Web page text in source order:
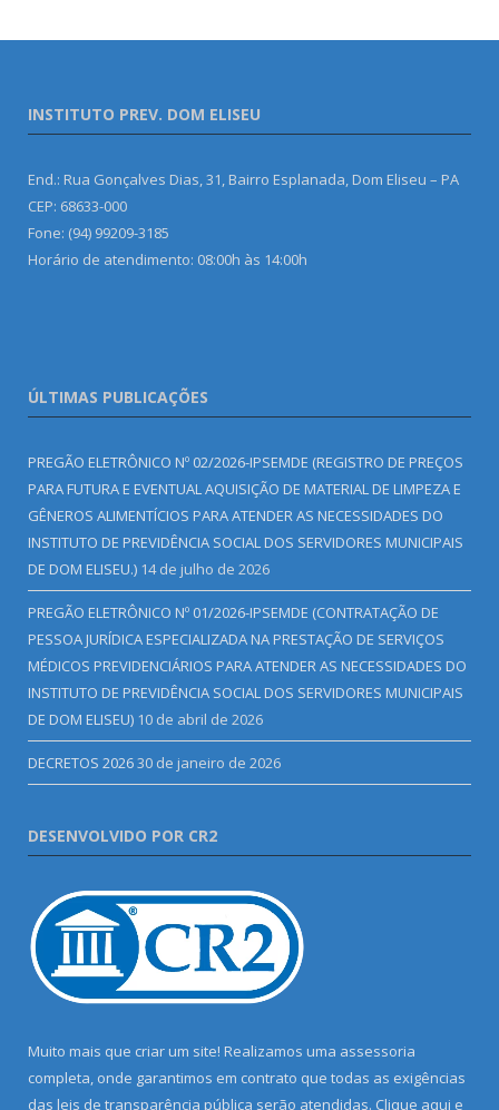
INSTITUTO PREV. DOM ELISEU
End.: Rua Gonçalves Dias, 31, Bairro Esplanada, Dom Eliseu – PA
CEP: 68633-000
Fone: (94) 99209-3185
Horário de atendimento: 08:00h às 14:00h
ÚLTIMAS PUBLICAÇÕES
PREGÃO ELETRÔNICO Nº 02/2026-IPSEMDE (REGISTRO DE PREÇOS
PARA FUTURA E EVENTUAL AQUISIÇÃO DE MATERIAL DE LIMPEZA E
GÊNEROS ALIMENTÍCIOS PARA ATENDER AS NECESSIDADES DO
INSTITUTO DE PREVIDÊNCIA SOCIAL DOS SERVIDORES MUNICIPAIS
DE DOM ELISEU.) 14 de julho de 2026
PREGÃO ELETRÔNICO Nº 01/2026-IPSEMDE (CONTRATAÇÃO DE
PESSOA JURÍDICA ESPECIALIZADA NA PRESTAÇÃO DE SERVIÇOS
MÉDICOS PREVIDENCIÁRIOS PARA ATENDER AS NECESSIDADES DO
INSTITUTO DE PREVIDÊNCIA SOCIAL DOS SERVIDORES MUNICIPAIS
DE DOM ELISEU) 10 de abril de 2026
DECRETOS 202630 de janeiro de 2026
DESENVOLVIDO POR CR2
Muito mais que criar um site! Realizamos uma assessoria
completa, onde garantimos em contrato que todas as exigências
das leis de transparência pública serão atendidas. Clique aqui e